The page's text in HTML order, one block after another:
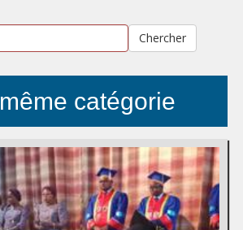
Chercher
catégorie